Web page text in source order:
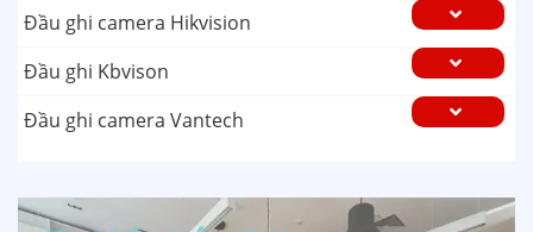
Đầu ghi camera Hikvision
Đầu ghi Kbvison
Đầu ghi camera Vantech